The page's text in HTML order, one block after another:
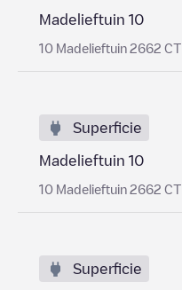
Madelieftuin 10
10 Madelieftuin 2662 CT
Superficie
Madelieftuin 10
10 Madelieftuin 2662 CT
Superficie